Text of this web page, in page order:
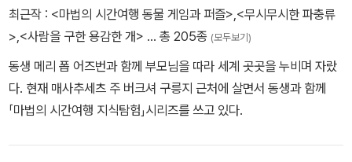
들이 알아야 할 많은 지식을 재미난 판타지 이야기에 담아 소개하고
있다.
최근작 : <마법의 시간여행 동물 게임과 퍼즐>,<무시무시한 파충류
>,<사람을 구한 용감한 개> … 총 205종 (모두보기)
동생 메리 폽 어즈번과 함께 부모님을 따라 세계 곳곳을 누비며 자랐
다. 현재 매사추세츠 주 버크셔 구릉지 근처에 살면서 동생과 함께
「마법의 시간여행 지식탐험」시리즈를 쓰고 있다.